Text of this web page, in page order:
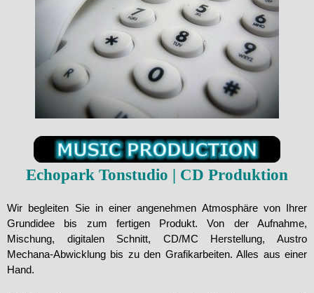
Echopark Tonstudio | CD Produktion
Wir begleiten Sie in einer angenehmen Atmosphäre von Ihrer
Grundidee bis zum fertigen Produkt. Von der Aufnahme,
Mischung, digitalen Schnitt, CD/MC Herstellung, Austro
Mechana-Abwicklung bis zu den Grafikarbeiten. Alles aus einer
Hand.